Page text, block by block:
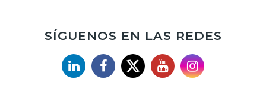
SÍGUENOS EN LAS REDES
LinkedinFacebook
X YouTubeInstagram